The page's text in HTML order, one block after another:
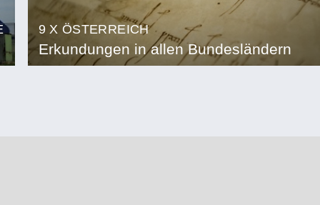
9 X ÖSTERREICH
Erkundungen in allen Bundesländern